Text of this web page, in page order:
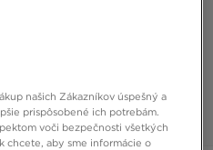
našich Zákazníkov úspešný a
prispôsobené ich potrebám.
voči bezpečnosti všetkých
chcete, aby sme informácie o